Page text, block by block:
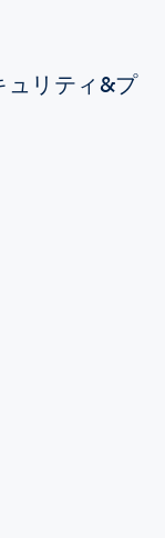
ュリティ&プ